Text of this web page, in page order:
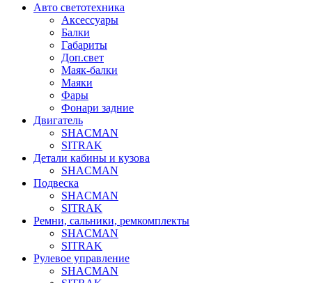
Авто светотехника
Аксессуары
Балки
Габариты
Доп.свет
Маяк-балки
Маяки
Фары
Фонари задние
Двигатель
SHACMAN
SITRAK
Детали кабины и кузова
SHACMAN
Подвеска
SHACMAN
SITRAK
Ремни, сальники, ремкомплекты
SHACMAN
SITRAK
Рулевое управление
SHACMAN